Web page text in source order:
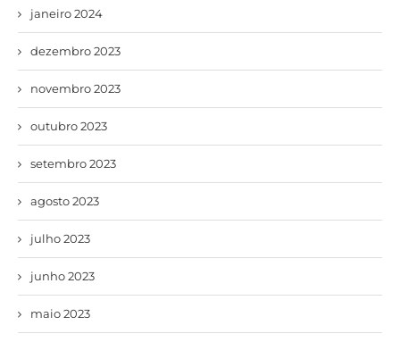
janeiro 2024
dezembro 2023
novembro 2023
outubro 2023
setembro 2023
agosto 2023
julho 2023
junho 2023
maio 2023